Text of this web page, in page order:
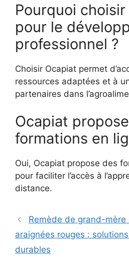
Pourquoi
pour le
professionnel ?
Choisir Ocapiat permet
ressources adaptées et à
partenaires dans
Ocapiat
formations en
Oui, Ocapiat propose des
pour faciliter l’accès à
distance.
Remède de grand-mère
araignées rouges :
durables